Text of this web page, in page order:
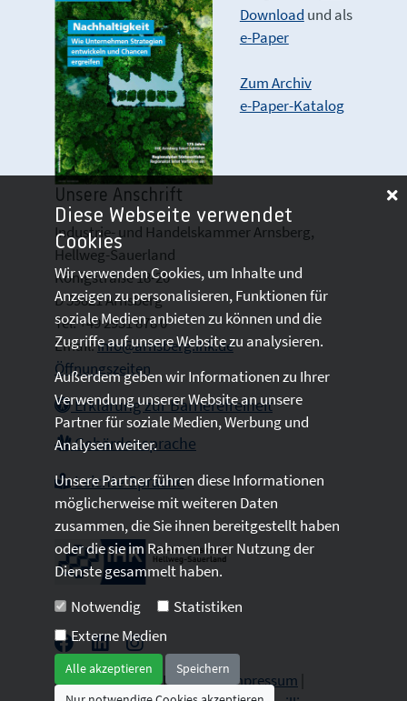
Download und als
e-Paper
Zum Archiv
e-Paper-Katalog
Unsere Anschrift
Industrie- und Handelskammer Arnsberg,
Hellweg-Sauerland
Königstraße 18-20
D 59821 Arnsberg
Tel: +49 2931 878 0
Email:info@arnsberg.ihk.de
Öffnungszeiten
Erklärung zur Barrierefreiheit
Gebärdensprache
Leichte Sprache
2026 © All Rights Reserved.Impressum
Diese Webseite verwendet
Cookies
Wir verwenden Cookies, um Inhalte und
Anzeigen zu personalisieren, Funktionen für
soziale Medien anbieten zu können und die
Zugriffe auf unsere Website zu analysieren.
Außerdem geben wir Informationen zu Ihrer
Verwendung unserer Website an unsere
Partner für soziale Medien, Werbung und
Analysen weiter.
Unsere Partner führen diese Informationen
möglicherweise mit weiteren Daten
zusammen, die Sie ihnen bereitgestellt haben
oder die sie im Rahmen Ihrer Nutzung der
Dienste gesammelt haben.
Notwendig
Statistiken
Externe Medien
Alle akzeptieren
Speichern